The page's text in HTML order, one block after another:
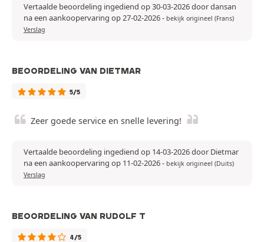
Vertaalde beoordeling ingediend op 30-03-2026 door dansan
na een aankoopervaring op 27-02-2026- bekijk origineel (Frans)
Verslag
BEOORDELING VAN DIETMAR
5/5
Zeer goede service en snelle levering!
Vertaalde beoordeling ingediend op 14-03-2026 door Dietmar
na een aankoopervaring op 11-02-2026- bekijk origineel (Duits)
Verslag
BEOORDELING VAN RUDOLF T
4/5